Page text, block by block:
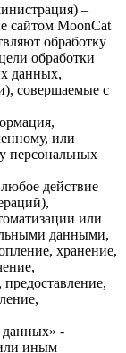
–
сайтом MoonCat
обработку
обработки
данных,
совершаемые с
или
персональных
действие
или
данными,
хранение,
данных» -
иным